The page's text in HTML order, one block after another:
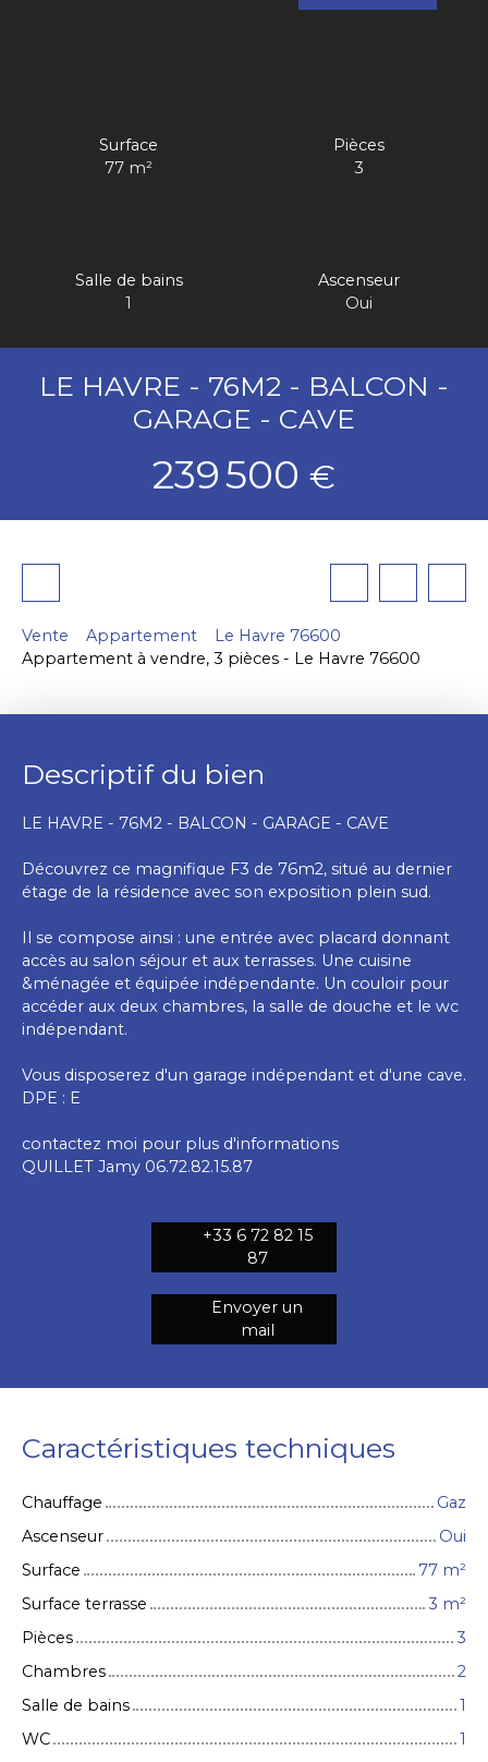
Surface
77 m²
Pièces
3
Salle de bains
1
Ascenseur
Oui
LE HAVRE - 76M2 - BALCON -
GARAGE - CAVE
239 500 €
Vente Appartement
Le Havre 76600
Appartement à vendre, 3 pièces - Le Havre 76600
Descriptif du bien
LE HAVRE - 76M2 - BALCON - GARAGE - CAVE
Découvrez ce magnifique F3 de 76m2, situé au dernier
étage de la résidence avec son exposition plein sud.
Il se compose ainsi : une entrée avec placard donnant
accès au salon séjour et aux terrasses. Une cuisine
&ménagée et équipée indépendante. Un couloir pour
accéder aux deux chambres, la salle de douche et le wc
indépendant.
Vous disposerez d'un garage indépendant et d'une cave.
DPE : E
contactez moi pour plus d'informations
QUILLET Jamy 06.72.82.15.87
+33 6 72 82 15
87
Envoyer un
mail
Caractéristiques techniques
Chauffage
Gaz
Ascenseur
Oui
Surface
77 m²
Surface terrasse
3 m²
Pièces
3
Chambres
2
Salle de bains
1
WC
1